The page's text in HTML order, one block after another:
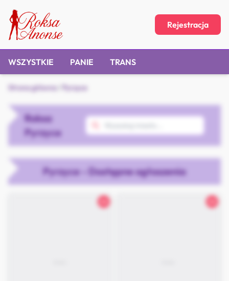
Rejestracja
WSZYSTKIE PANIE TRANS
Strona główna Pyrzyce
Roksa
Pyrzyce
Pyrzyce - Dostępne ogłoszenia